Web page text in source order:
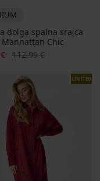
dolga spalna srajca
Manhattan Chic
Prvotna cena
112,99 €
LIMITED